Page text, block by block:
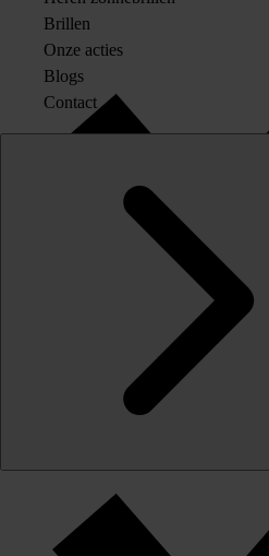
Originele merkglazen op sterkte
Brillen
Onze acties
Blogs
Contact